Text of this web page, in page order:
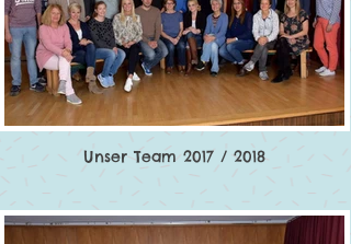
Unser Team 2017 / 2018